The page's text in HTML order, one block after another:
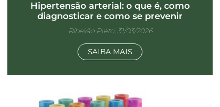
Hipertensão arterial: o que é, como
diagnosticar e como se prevenir
Ribeirão Preto, 31/03/2026
SAIBA MAIS